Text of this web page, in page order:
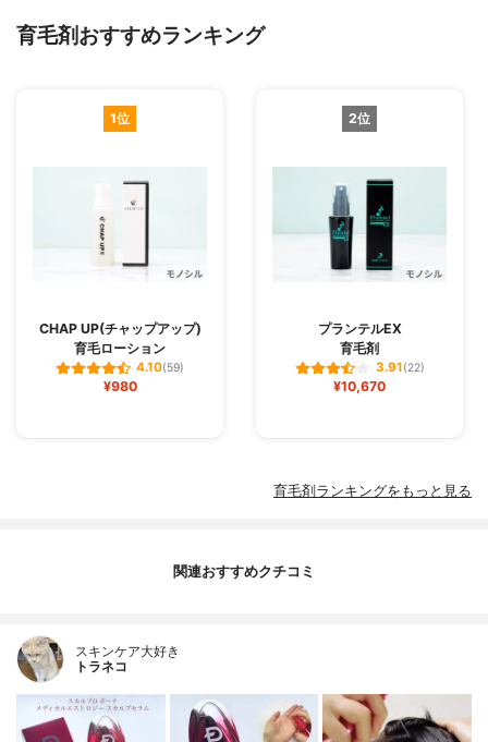
育毛剤おすすめランキング
1位
CHAP UP(チャップアップ)
育毛ローション
4.10(59)
¥980
2位
プランテルEX
育毛剤
3.91(22)
¥10,670
育毛剤ランキングをもっと見る
関連おすすめクチコミ
スキンケア大好き
トラネコ